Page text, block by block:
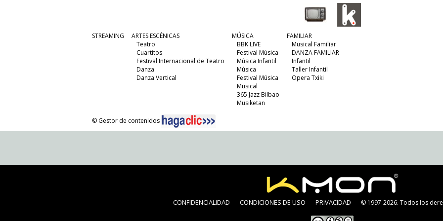
STREAMING
ARTES ESCÉNICAS
Teatro
Cuartitos
Festival Internacional de Teatro
Danza
Danza Vertical
MÚSICA
BBK LIVE
Festival Música
Música Infantil
Música
Festival Música
Musical
365 Jazz Bilbao
Musiketan
FAMILIAR
Musical Familiar
DANZA FAMILIAR
Infantil
Taller Infantil
Opera Txiki
© Gestor de contenidos
CONFIDENCIALIDAD CONDICIONES DE USO PRIVACIDAD © 1997-2026. Todos los